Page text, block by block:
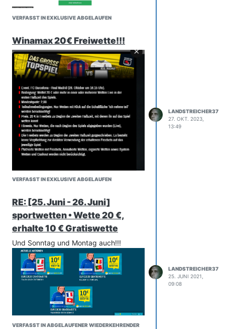
VERFASST IN EXKLUSIVE ABGELAUFEN
Winamax 20€ Freiwette!!!
VERFASST IN EXKLUSIVE ABGELAUFEN
LANDSTREICHER37
27. OKT. 2023,
13:49
RE: [25. Juni - 26. Juni]
sportwetten • Wette 20 €,
erhalte 10 € Gratiswette
Und Sonntag und Montag auch!!!
VERFASST IN ABGELAUFENER WIEDERKEHRENDER
LANDSTREICHER37
25. JUNI 2021,
09:08